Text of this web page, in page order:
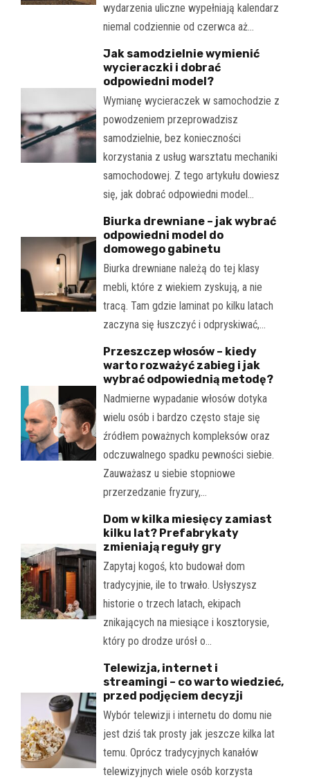
wydarzenia uliczne wypełniają kalendarz
niemal codziennie od czerwca aż…
Jak samodzielnie wymienić
wycieraczki i dobrać
odpowiedni model?
Wymianę wycieraczek w samochodzie z
powodzeniem przeprowadzisz
samodzielnie, bez konieczności
korzystania z usług warsztatu mechaniki
samochodowej. Z tego artykułu dowiesz
się, jak dobrać odpowiedni model…
Biurka drewniane – jak wybrać
odpowiedni model do
domowego gabinetu
Biurka drewniane należą do tej klasy
mebli, które z wiekiem zyskują, a nie
tracą. Tam gdzie laminat po kilku latach
zaczyna się łuszczyć i odpryskiwać,…
Przeszczep włosów – kiedy
warto rozważyć zabieg i jak
wybrać odpowiednią metodę?
Nadmierne wypadanie włosów dotyka
wielu osób i bardzo często staje się
źródłem poważnych kompleksów oraz
odczuwalnego spadku pewności siebie.
Zauważasz u siebie stopniowe
przerzedzanie fryzury,…
Dom w kilka miesięcy zamiast
kilku lat? Prefabrykaty
zmieniają reguły gry
Zapytaj kogoś, kto budował dom
tradycyjnie, ile to trwało. Usłyszysz
historie o trzech latach, ekipach
znikających na miesiące i kosztorysie,
który po drodze urósł o…
Telewizja, internet i
streamingi – co warto wiedzieć,
przed podjęciem decyzji
Wybór telewizji i internetu do domu nie
jest dziś tak prosty jak jeszcze kilka lat
temu. Oprócz tradycyjnych kanałów
telewizyjnych wiele osób korzysta